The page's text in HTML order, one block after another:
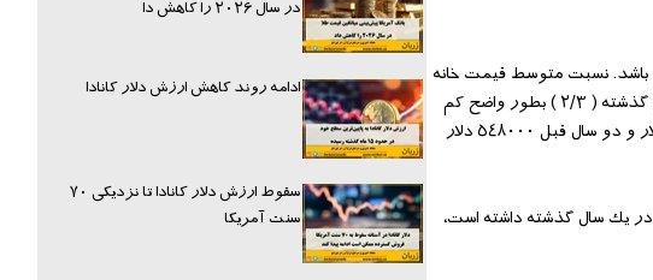
باشد. نسبت متوسط قیمت خانه
های دیتچتد به کاندو در آگوست 2018 به پایین ترین میزان خود در هفت سال اخیر یعنی ١/٨ رسیده است. توجه به میزان این نسبت در سال گذشته ( ٢/٣ ) بطور واضح کم
شدن فاصله قیمتها بین خانه های مستقل و کاندو را نشان میدهد.اين اختلاف از نظر دلاري ٤٣٦٠٠٠ دلار است. سال گذشته این رقم ٤٥٧٠٠٠ دلار و دو سال قبل ٥٤٨٠٠٠ دلار
شرايط بازار براي فروش خانه هاي ديتچد بهتر شده و همچنان كه قيمت كاندو رشد ٦/٥ درصدي در يك سال گذشته داشته است،
در سال ۲۰۲۶ را کاهش دا
ادامه روند کاهش ارزش دلار کانادا
سقوط ارزش دلار کانادا تا نزدیکی ۷۰
سنت آمریکا